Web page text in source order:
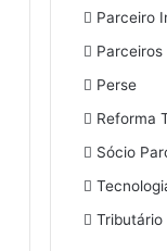
Parceiro
Parceiros
Perse
Reforma
Sócio
Tributário